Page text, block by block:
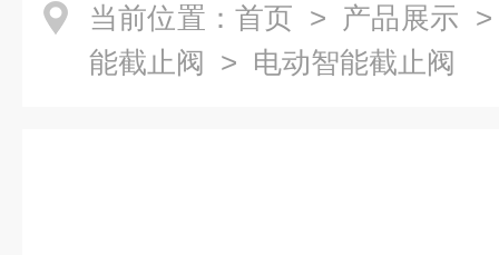
当前位置： 首页 > 产品展示
能截止阀 > 电动智能截止阀